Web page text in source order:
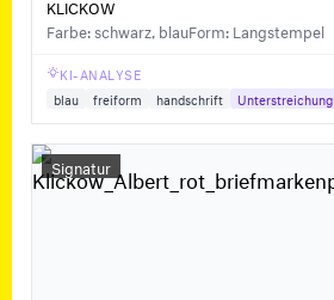
KLICKOW
Farbe: schwarz, blauForm: Langstempel
KI-ANALYSE
blau
freiform handschrift Unterstreichung
Signatur